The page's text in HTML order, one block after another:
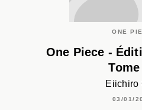
ONE
One Piece -
Tome
Eiichiro
03/01/